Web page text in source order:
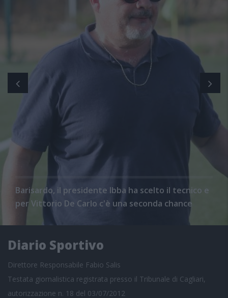
Barisardo, il presidente Ibba ha scelto il tecnico e
per Vittorio De Carlo c'è una seconda chance
Diario Sportivo
Direttore Responsabile Fabio Salis
Testata giornalistica registrata presso il Tribunale di Cagliari,
autorizzazione n. 18 del 03/07/2012